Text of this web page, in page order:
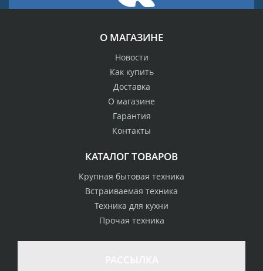
О МАГАЗИНЕ
Новости
Как купить
Доставка
О магазине
Гарантия
Контакты
КАТАЛОГ ТОВАРОВ
Крупная бытовая техника
Встраиваемая техника
Техника для кухни
Прочая техника